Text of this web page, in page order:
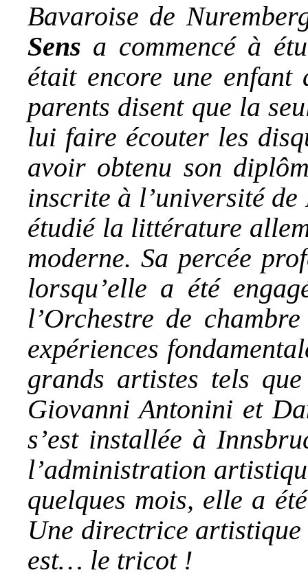
Bavaroise de
Sens a commencé à
était encore une enfant
parents disent que la
lui faire écouter les
avoir obtenu son
inscrite à l’université
étudié la littérature
moderne. Sa percée
lorsqu’elle a été
l’Orchestre de
expériences
grands artistes tels
Giovanni Antonini et
s’est installée à
l’administration
quelques mois, elle a
Une directrice
est… le tricot !